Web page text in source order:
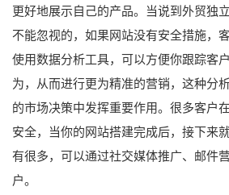
更好地展示自己的产品。当说到外贸独
不能忽视的，如果网站没有安全措施，
使用数据分析工具，可以方便你跟踪客
为，从而进行更为精准的营销，这种分
的市场决策中发挥重要作用。很多客户
安全，当你的网站搭建完成后，接下来
有很多，可以通过社交媒体推广、邮件
户。